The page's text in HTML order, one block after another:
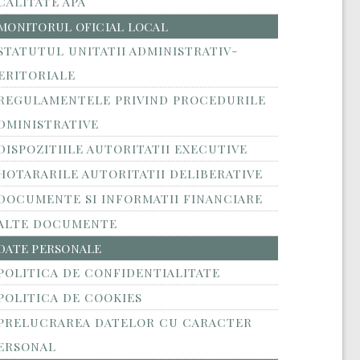
OFICIAL LOCAL
UNITATII ADMINISTRATIV-
PRIVIND PROCEDURILE
AUTORITATII EXECUTIVE
AUTORITATII DELIBERATIVE
SI INFORMATII FINANCIARE
DOCUMENTE
PERSONALE
DE CONFIDENTIALITATE
DE COOKIES
DATELOR CU CARACTER